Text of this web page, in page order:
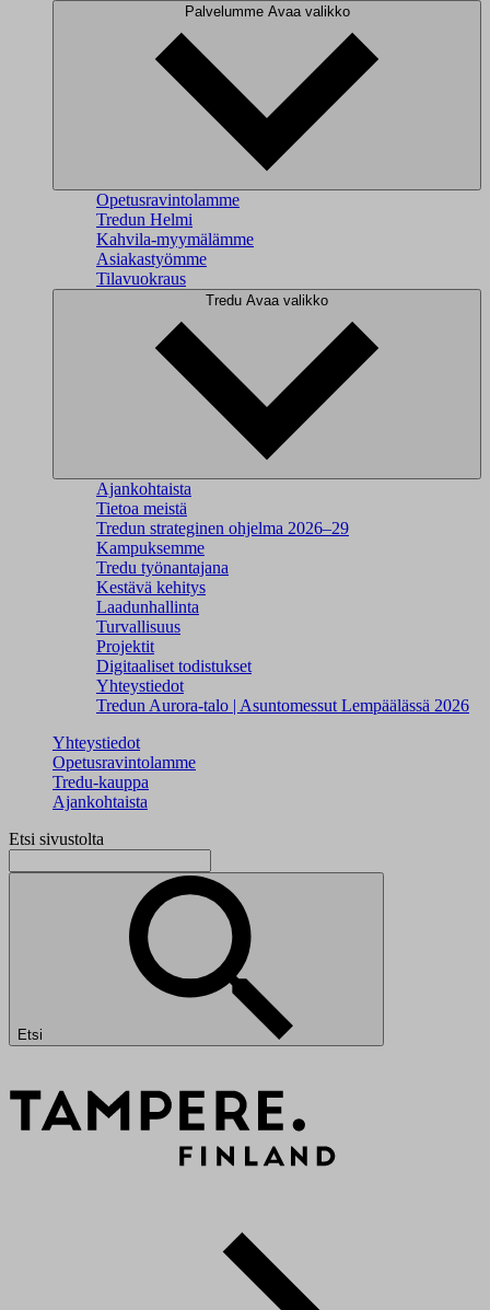
Palvelumme Avaa valikko
Opetusravintolamme
Tredun Helmi
Kahvila-myymälämme
Asiakastyömme
Tilavuokraus
Tredu Avaa valikko
Ajankohtaista
Tietoa meistä
Tredun strateginen ohjelma 2026–29
Kampuksemme
Tredu työnantajana
Kestävä kehitys
Laadunhallinta
Turvallisuus
Projektit
Digitaaliset todistukset
Yhteystiedot
Tredun Aurora-talo | Asuntomessut Lempäälässä 2026
Yhteystiedot
Opetusravintolamme
Tredu-kauppa
Ajankohtaista
Etsi sivustolta
Etsi